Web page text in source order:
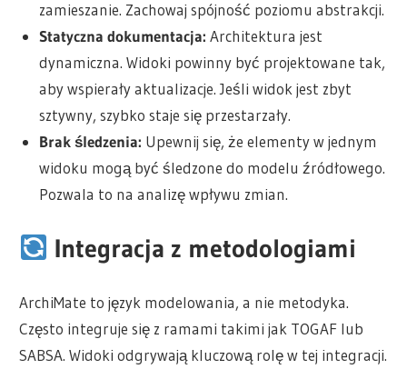
zamieszanie. Zachowaj spójność poziomu abstrakcji.
Statyczna dokumentacja: Architektura jest
dynamiczna. Widoki powinny być projektowane tak,
aby wspierały aktualizacje. Jeśli widok jest zbyt
sztywny, szybko staje się przestarzały.
Brak śledzenia: Upewnij się, że elementy w jednym
widoku mogą być śledzone do modelu źródłowego.
Pozwala to na analizę wpływu zmian.
Integracja z metodologiami
ArchiMate to język modelowania, a nie metodyka.
Często integruje się z ramami takimi jak TOGAF lub
SABSA. Widoki odgrywają kluczową rolę w tej integracji.